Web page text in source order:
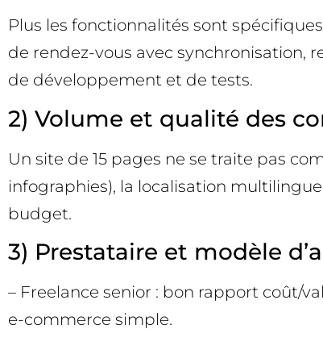
Plus les fonctionnalités sont
de rendez-vous avec synchronisation,
de développement et de tests.
2) Volume et qualité des
Un site de 15 pages ne se traite pas
infographies), la localisation
budget.
3) Prestataire et modèle
– Freelance senior : bon rapport coût/
e-commerce simple.